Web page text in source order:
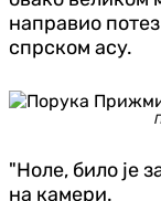
направио
спрском асу.
"Ноле, било је
на камери.